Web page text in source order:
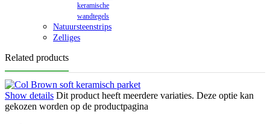
keramische
wandtegels
Natuursteenstrips
Zelliges
Related products
Show details Dit product heeft meerdere variaties. Deze optie kan
gekozen worden op de productpagina